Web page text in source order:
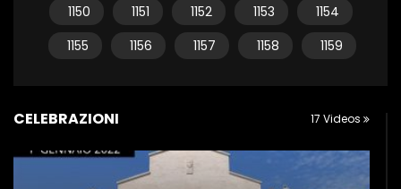
1150
1151 1152 1153
1154
1155
1156 1157 1158 1159
CELEBRAZIONI 17 Videos